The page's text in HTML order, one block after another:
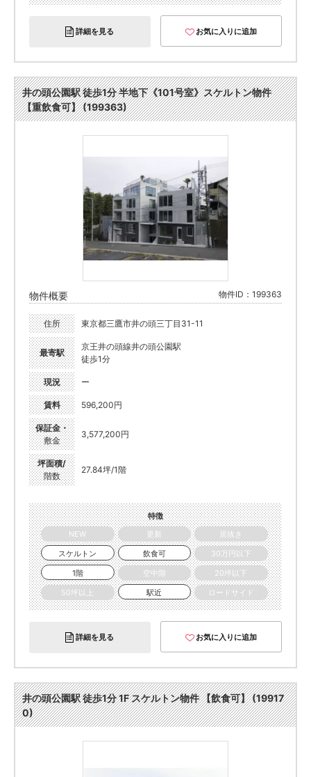
詳細を見る お気に入りに追加
井の頭公園駅 徒歩1分 半地下《101号室》スケルトン物件
【重飲食可】 (199363)
物件概要 物件ID：199363
住所 東京都三鷹市井の頭三丁目31-11
最寄駅
京王井の頭線井の頭公園駅
徒歩1分
現況 ー
賃料 596,200円
保証金・
敷金
3,577,200円
坪面積/
階数
27.84坪/1階
特徴
NEW
更新
居抜き
スケルトン
飲食可
30万円以下
1階
空中階
20坪以下
50坪以上
駅近 ロードサイド
詳細を見る お気に入りに追加
井の頭公園駅 徒歩1分 1F スケルトン物件 【飲食可】 (19917
0)